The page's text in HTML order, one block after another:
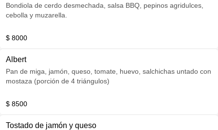
Bondiola de cerdo desmechada, salsa BBQ, pepinos agridulces,
cebolla y muzarella.
$ 8000
Albert
Pan de miga, jamón, queso, tomate, huevo, salchichas untado con
mostaza (porción de 4 triángulos)
$ 8500
Tostado de jamón y queso